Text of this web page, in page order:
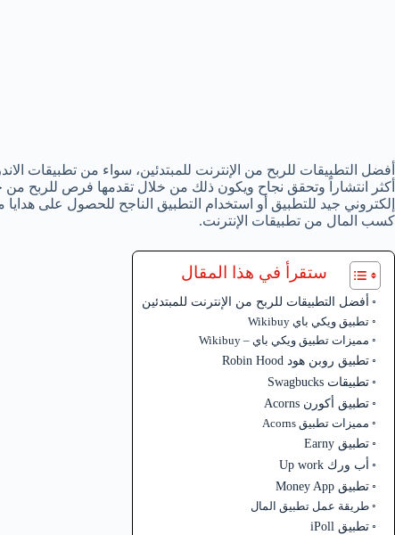
أفضل التطبيقات للربح من الإنترنت للمبتدئين، سواء من تطبيقات
أكثر انتشاراً وتحقق نجاح ويكون ذلك من خلال تقدمها فرص للربح
إلكتروني جيد للتطبيق أو استخدام التطبيق الناجح للحصول على
كسب المال من تطبيقات الإنترنت.
ستقرأ في هذا المقال
أفضل التطبيقات للربح من الإنترنت للمبتدئين
تطبيق ويكي باي Wikibuy
مميزات تطبيق ويكي باي – Wikibuy
تطبيق روبن هود Robin Hood
تطبيقات Swagbucks
تطبيق أكورن Acorns
مميزات تطبيق Acorns
تطبيق Earny
أب ورك Up work
تطبيق Money App
طريقة عمل تطبيق المال
تطبيق iPoll